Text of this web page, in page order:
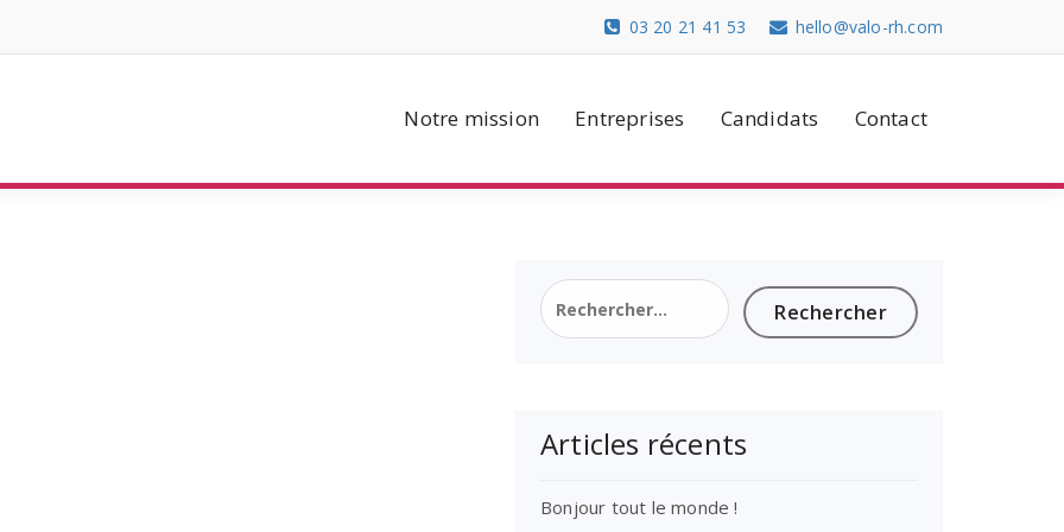
hello@valo-rh.com
03 20 21 41 53
Notre mission Entreprises Candidats Contact
Rechercher :
Articles récents
Bonjour tout le monde !